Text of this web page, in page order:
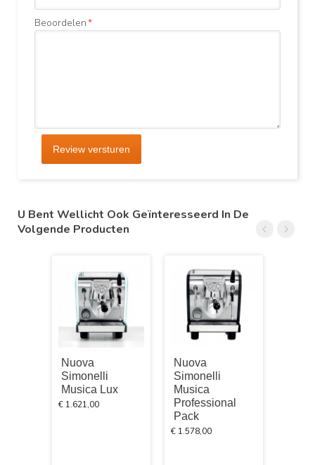
*
Beoordelen
Review versturen
U Bent Wellicht Ook Geïnteresseerd In De
Volgende Producten
Nuova
Simonelli
Musica Lux
€ 1.621,00
Nuova
Simonelli
Musica
Professional
Pack
€ 1.578,00